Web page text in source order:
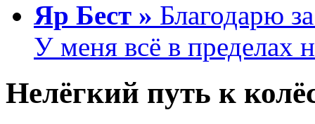
Яр Бест » Благодарю
У меня всё в пределах
Нелёгкий путь к